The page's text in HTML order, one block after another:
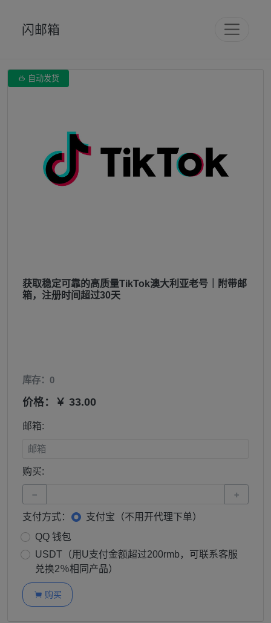
闪邮箱
 自动发货
获取稳定可靠的高质量TikTok澳大利亚老号｜附带邮
箱，注册时间超过30天
库存：0
价格：￥ 33.00
邮箱:
购买:
− +
支付方式：
支付宝（不用开代理下单）
QQ 钱包
USDT（用U支付金额超过200rmb，可联系客服
兑换2％相同产品）
 购买